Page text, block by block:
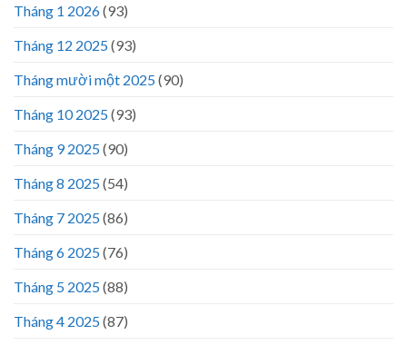
Tháng 1 2026(93)
Tháng 12 2025(93)
Tháng mười một 2025(90)
Tháng 10 2025(93)
Tháng 9 2025(90)
Tháng 8 2025(54)
Tháng 7 2025(86)
Tháng 6 2025(76)
Tháng 5 2025(88)
Tháng 4 2025(87)